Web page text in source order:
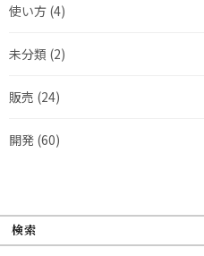
使い方 (4)
未分類 (2)
販売 (24)
開発 (60)
検索